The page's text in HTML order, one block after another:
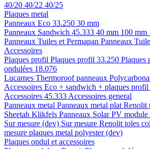
40/20 40/22 40/25
Plaques metal
Panneaux Eco 33.250 30 mm
Panneaux Sandwich 45.333 40 mm 100 mm
Panneaux Tuiles et Permapan Panneaux
Accessoires
Plaques profil Plaques profil 33.250 Plaques
ondulées 18.076
Lucarnes Thermoroof panneaux
Accessoires Eco + sandwich + plaques profil
Accessoires 45.333 Accessoires general
Panneaux metal Panneaux metal plat Renolit
Sheetah Klikfels Panneaux Solar PV module
Sur mesure (dev) Sur mesure Renolit toles
mesure plaques metal polyester (dev)
Plaques ondul et accessoires